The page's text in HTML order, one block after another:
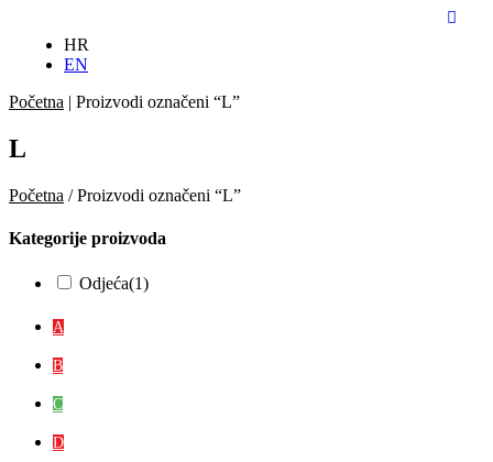
HR
EN
Početna | Proizvodi označeni “L”
L
Početna / Proizvodi označeni “L”
Kategorije proizvoda
Odjeća(1)
A
B
C
D